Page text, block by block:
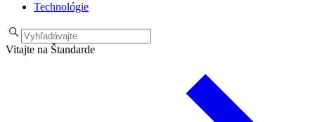
Technológie
Vitajte na Štandarde